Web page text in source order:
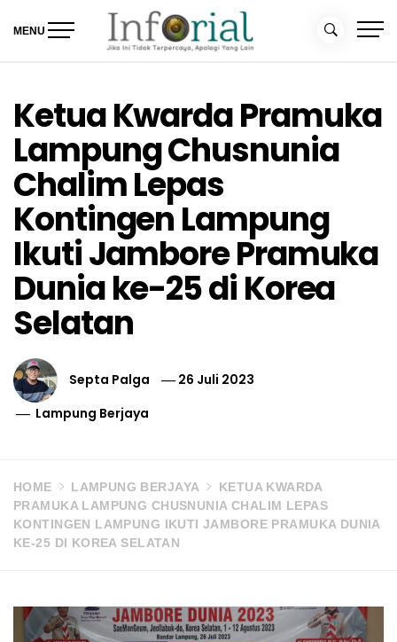
MENU
Ketua Kwarda Pramuka
Lampung Chusnunia
Chalim Lepas
Kontingen Lampung
Ikuti Jambore Pramuka
Dunia ke-25 di Korea
Selatan
Septa Palga
26 Juli 2023
Lampung Berjaya
HOME LAMPUNG BERJAYA
KETUA KWARDA
PRAMUKA LAMPUNG CHUSNUNIA CHALIM LEPAS
KONTINGEN LAMPUNG IKUTI JAMBORE PRAMUKA DUNIA
KE-25 DI KOREA SELATAN